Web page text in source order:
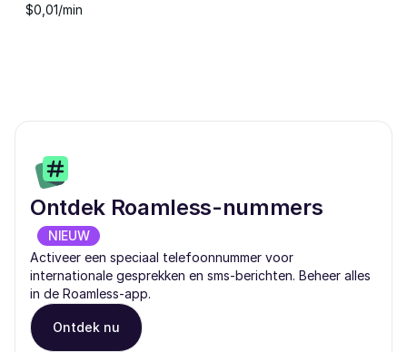
$0,01/min
Ontdek Roamless-nummers
NIEUW
Activeer een speciaal telefoonnummer voor
internationale gesprekken en sms-berichten. Beheer alles
in de Roamless-app.
Ontdek nu